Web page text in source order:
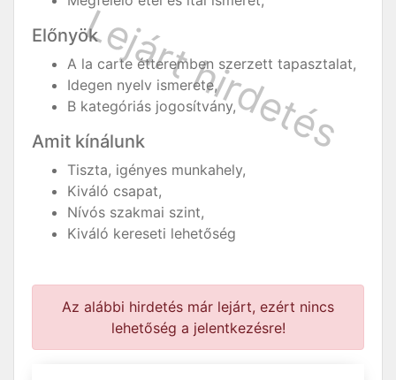
Előnyök
A la carte étteremben szerzett tapasztalat,
Idegen nyelv ismerete,
B kategóriás jogosítvány,
Amit kínálunk
Tiszta, igényes munkahely,
Kiváló csapat,
Nívós szakmai szint,
Kiváló kereseti lehetőség
Az alábbi hirdetés már lejárt, ezért nincs
lehetőség a jelentkezésre!